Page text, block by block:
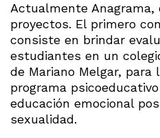
Actualmente Anagrama,
proyectos. El primero
consiste en brindar
estudiantes en un
de Mariano Melgar, para
programa
educación emocional
sexualidad.